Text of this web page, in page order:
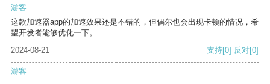
游客
这款加速器app的加速效果还是不错的，但偶尔也会出现卡顿的情况，希
望开发者能够优化一下。
2024-08-21
支持[0] 反对[0]
游客